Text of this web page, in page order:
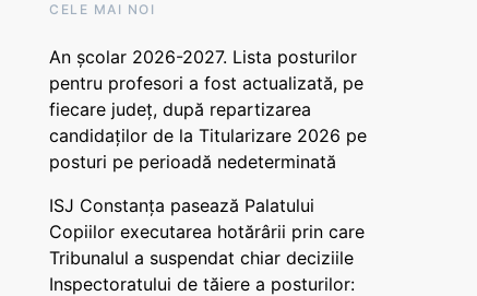
CELE MAI NOI
An școlar 2026-2027. Lista posturilor
pentru profesori a fost actualizată, pe
fiecare județ, după repartizarea
candidaților de la Titularizare 2026 pe
posturi pe perioadă nedeterminată
ISJ Constanța pasează Palatului
Copiilor executarea hotărârii prin care
Tribunalul a suspendat chiar deciziile
Inspectoratului de tăiere a posturilor: